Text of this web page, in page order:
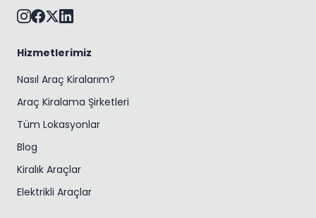
Hizmetlerimiz
Nasıl Araç Kiralarım?
Araç Kiralama Şirketleri
Tüm Lokasyonlar
Blog
Kiralık Araçlar
Elektrikli Araçlar